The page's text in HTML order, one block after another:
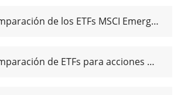
Comparación de los ETFs MSCI Emerging Markets
Comparación de ETFs para acciones de dividendos globales